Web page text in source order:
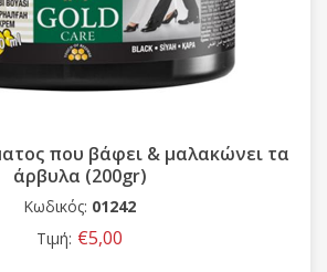
που βάφει & μαλακώνει τα
άρβυλα (200gr)
Κωδικός: 01242
Τιμή: €5,00